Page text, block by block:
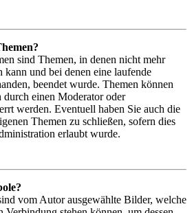
sind Themen, in denen nicht mehr
kann und bei denen eine laufende
beendet wurde. Themen können
durch einen Moderator oder
werden. Eventuell haben Sie auch die
Themen zu schließen, sofern dies
erlaubt wurde.
vom Autor ausgewählte Bilder, welche